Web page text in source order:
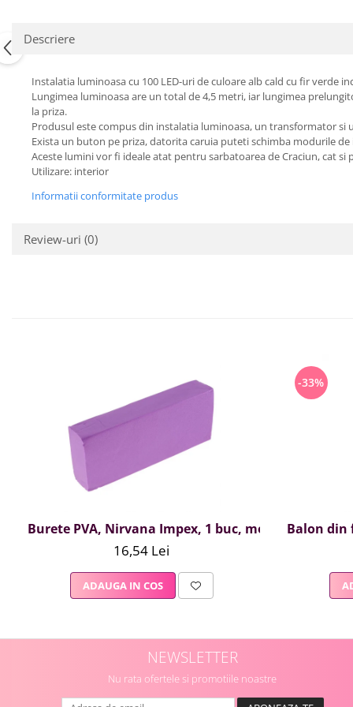
Descriere
Instalatia luminoasa cu 100 LED-uri de culoare alb cald cu fir verde
Lungimea luminoasa are un total de 4,5 metri, iar lungimea
la priza.
Produsul este compus din instalatia luminoasa, un transformator si
Exista un buton pe priza, datorita caruia puteti schimba modurile
Aceste lumini vor fi ideale atat pentru sarbatoarea de Craciun, cat
Utilizare: interior
Informatii conformitate produs
Review-uri (0)
Burete PVA, Nirvana Impex, 1 buc, mov
16,54 Lei
ADAUGA IN COS
-33%
Balon din
NEWSLETTER
Nu rata ofertele si promotiile noastre